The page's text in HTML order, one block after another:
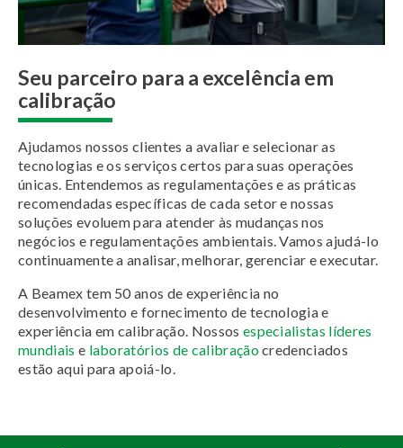
Seu parceiro para a excelência em
calibração
Ajudamos nossos clientes a avaliar e selecionar as
tecnologias e os serviços certos para suas operações
únicas. Entendemos as regulamentações e as práticas
recomendadas específicas de cada setor e nossas
soluções evoluem para atender às mudanças nos
negócios e regulamentações ambientais. Vamos ajudá-lo
continuamente a analisar, melhorar, gerenciar e executar.
A Beamex tem 50 anos de experiência no
desenvolvimento e fornecimento de tecnologia e
experiência em calibração. Nossos especialistas líderes
mundiais e laboratórios de calibraçãocredenciados
estão aqui para apoiá-lo.